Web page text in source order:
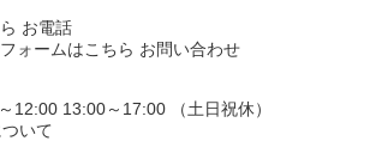
お電話
お問い合わせ
12:00 13:00～17:00 （土日祝休）
いて